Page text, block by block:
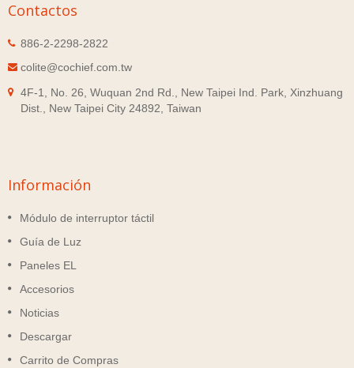
Contactos
886-2-2298-2822
colite@cochief.com.tw
4F-1, No. 26, Wuquan 2nd Rd., New Taipei Ind. Park, Xinzhuang
Dist., New Taipei City 24892, Taiwan
Información
Módulo de interruptor táctil
Guía de Luz
Paneles EL
Accesorios
Noticias
Descargar
Carrito de Compras